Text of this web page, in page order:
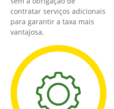
contratar serviços adicionais
para garantir a taxa mais
vantajosa.